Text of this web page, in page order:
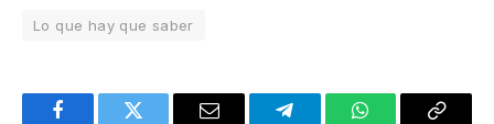
Lo que hay que saber